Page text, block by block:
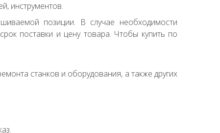
инструментов.
позиции. В случае необходимости
поставки и цену товара. Чтобы купить по
станков и оборудования, а также других